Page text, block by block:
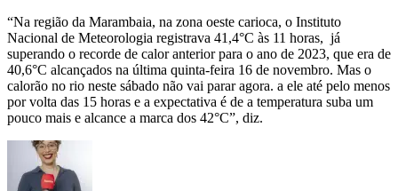
“Na região da Marambaia, na zona oeste carioca, o Instituto
Nacional de Meteorologia registrava 41,4°C às 11 horas, já
superando o recorde de calor anterior para o ano de 2023, que era de
40,6°C alcançados na última quinta-feira 16 de novembro. Mas o
calorão no rio neste sábado não vai parar agora. a ele até pelo menos
por volta das 15 horas e a expectativa é de a temperatura suba um
pouco mais e alcance a marca dos 42°C”, diz.